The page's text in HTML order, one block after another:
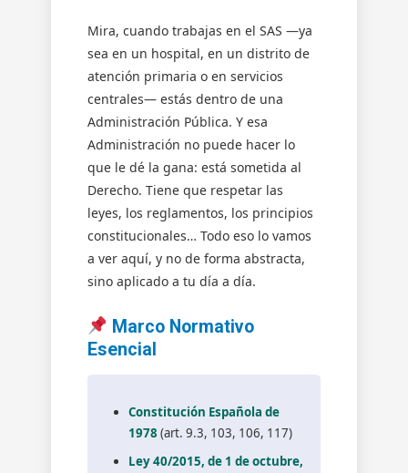
Fundamento
Y
Límites.
Mira, cuando trabajas en el SAS —ya
sea en un hospital, en un distrito de
atención primaria o en servicios
centrales— estás dentro de una
Administración Pública. Y esa
Administración no puede hacer lo
que le dé la gana: está sometida al
Derecho. Tiene que respetar las
leyes, los reglamentos, los principios
constitucionales… Todo eso lo vamos
a ver aquí, y no de forma abstracta,
sino aplicado a tu día a día.
Marco Normativo
Esencial
Constitución Española de
1978 (art. 9.3, 103, 106, 117)
Ley 40/2015, de 1 de octubre,